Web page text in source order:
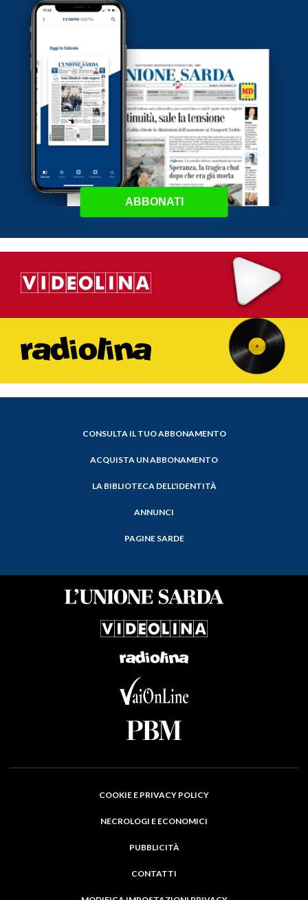
ABBONATI
CONSULTA IL TUO ABBONAMENTO
ACQUISTA UN ABBONAMENTO
LA BIBLIOTECA DELL'IDENTITÀ
ANNUNCI
PAGINE SARDE
COOKIE E PRIVACY POLICY
NECROLOGI E ECONOMICI
PUBBLICITÀ
CONTATTI